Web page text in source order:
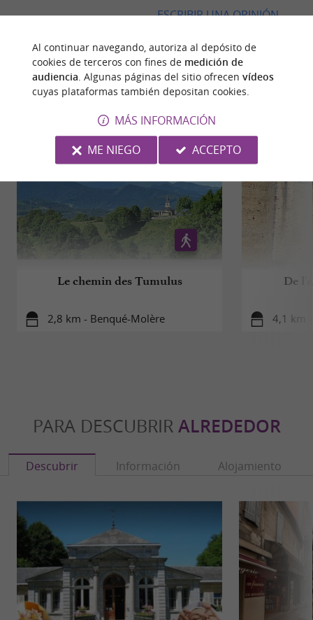
ESCRIBIR UNA OPINIÓN
CAMINATAALREDEDOR
Le chemin des Tumulus
2,8 km - Benqué-Molère
De
4,1 km
PARA DESCUBRIR ALREDEDOR
Descubrir Información Alojamiento
Al continuar navegando, autoriza al depósito de
cookies de terceros con fines de medición de
audiencia . Algunas páginas del sitio ofrecen vídeos
cuyas plataformas también depositan cookies.
MÁS INFORMACIÓN
ME NIEGO
ACCEPTO